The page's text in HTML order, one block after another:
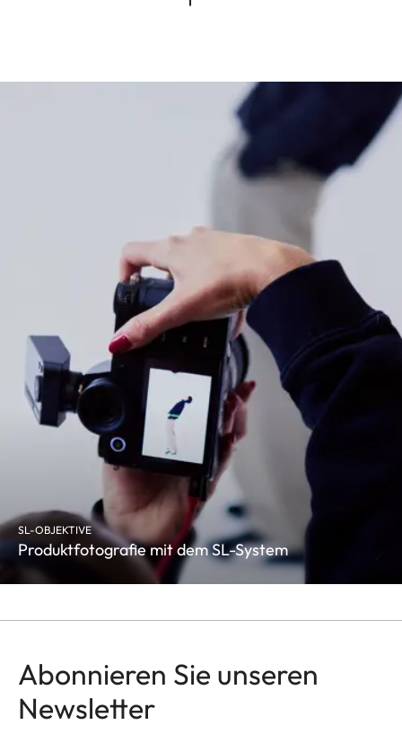
SL-OBJEKTIVE
Produktfotografie mit dem SL-System
Abonnieren Sie unseren
Newsletter